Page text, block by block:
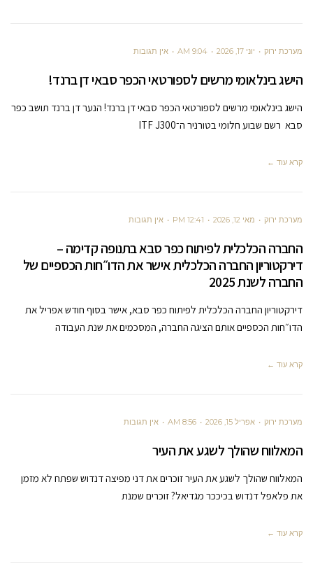
מערכת ירוק יוני 17, 2026 9:04 AM אין תגובות
הישג בינלאומי מרשים לספורטאי הכפר סבאי דן ברנד!
הישג בינלאומי מרשים לספורטאי הכפר סבאי דן ברנד! הנער דן ברנד תושב כפר
סבא רשם שבוע חלומי בטורניר ה־ITF J300
קרא עוד ←
מערכת ירוק מאי 12, 2026 12:41 PM אין תגובות
החברה הכלכלית לפיתוח כפר סבא בתנופה קדימה –
דירקטוריון החברה הכלכלית אישר את הדו״חות הכספיים של
החברה לשנת 2025
דירקטוריון החברה הכלכלית לפיתוח כפר סבא, אישר בסוף חודש אפריל את
הדו״חות הכספיים אותם הציגה החברה, המסכמים את שנת העבודה
קרא עוד ←
מערכת ירוק אפריל 15, 2026 8:56 AM אין תגובות
המאלווח שהולך לשגע את העיר
המאלווח שהולך לשגע את העיר זוכרים את דני מפיצה דנדוש שפתח לא מזמן
את פלאפל דנדוש בכיככר מגדיאל? זוכרים שמנת
קרא עוד ←